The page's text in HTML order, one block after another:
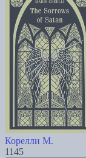
Корелли М.
1145